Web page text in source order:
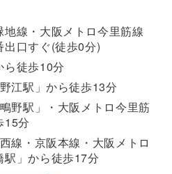
線・大阪メトロ今里筋線
出口すぐ(徒歩0分)
ら徒歩10分
江駅」から徒歩13分
野駅」・大阪メトロ今里筋
15分
線・京阪本線・大阪メトロ
」から徒歩17分